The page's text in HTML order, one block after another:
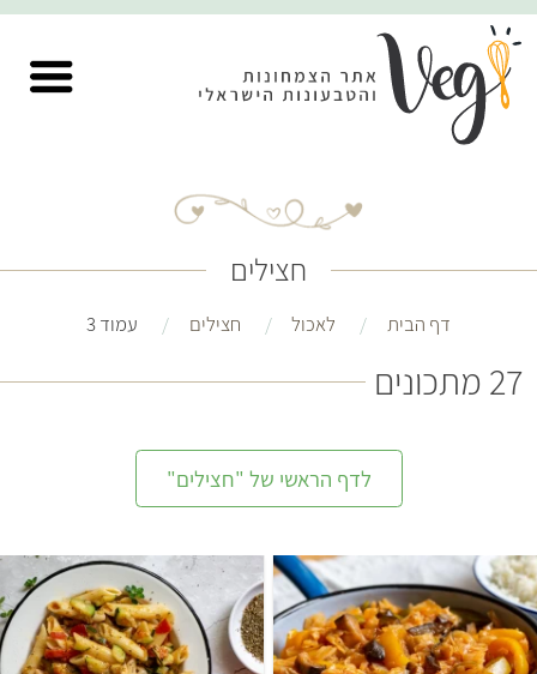
חצילים
דף הבית לאכול חצילים עמוד 3
27 מתכונים
לדף הראשי של "חצילים"